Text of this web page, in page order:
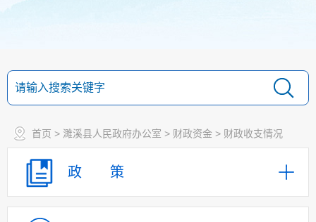
首页 > 濉溪县人民政府办公室 > 财政资金 > 财政收支情况
政 策